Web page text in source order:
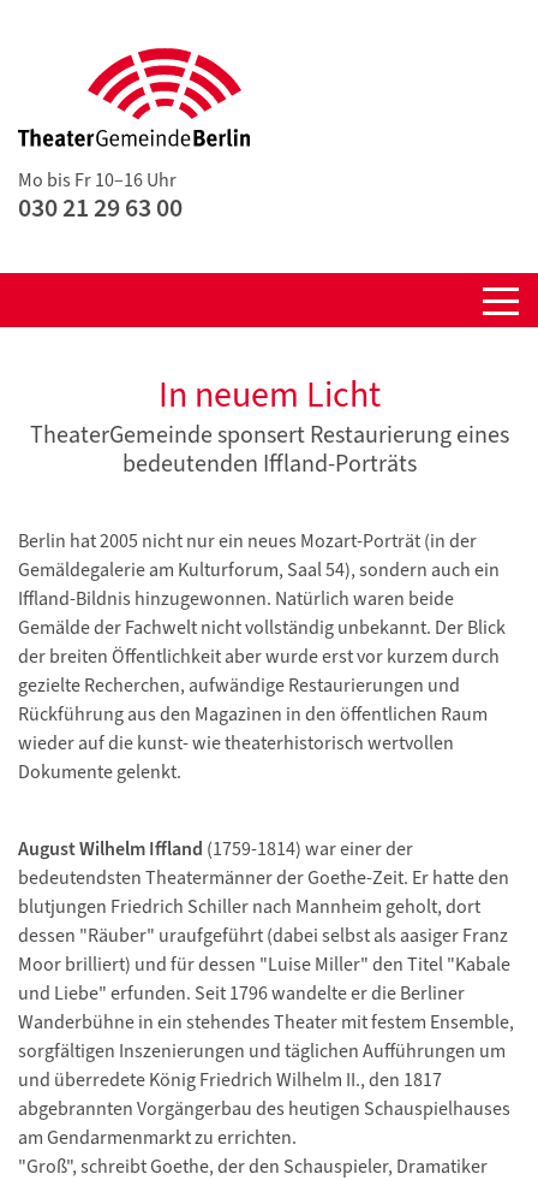
Mo bis Fr 10–16 Uhr
030 21 29 63 00
In neuem Licht
TheaterGemeinde sponsert Restaurierung eines
bedeutenden Iffland-Porträts
Berlin hat 2005 nicht nur ein neues Mozart-Porträt (in der
Gemäldegalerie am Kulturforum, Saal 54), sondern auch ein
Iffland-Bildnis hinzugewonnen. Natürlich waren beide
Gemälde der Fachwelt nicht vollständig unbekannt. Der Blick
der breiten Öffentlichkeit aber wurde erst vor kurzem durch
gezielte Recherchen, aufwändige Restaurierungen und
Rückführung aus den Magazinen in den öffentlichen Raum
wieder auf die kunst- wie theaterhistorisch wertvollen
Dokumente gelenkt.
August Wilhelm Iffland (1759-1814) war einer der
bedeutendsten Theatermänner der Goethe-Zeit. Er hatte den
blutjungen Friedrich Schiller nach Mannheim geholt, dort
dessen "Räuber" uraufgeführt (dabei selbst als aasiger Franz
Moor brilliert) und für dessen "Luise Miller" den Titel "Kabale
und Liebe" erfunden. Seit 1796 wandelte er die Berliner
Wanderbühne in ein stehendes Theater mit festem Ensemble,
sorgfältigen Inszenierungen und täglichen Aufführungen um
und überredete König Friedrich Wilhelm II., den 1817
abgebrannten Vorgängerbau des heutigen Schauspielhauses
am Gendarmenmarkt zu errichten.
"Groß", schreibt Goethe, der den Schauspieler, Dramatiker